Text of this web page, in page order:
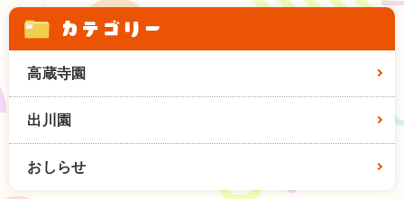
カテゴリー
高蔵寺園
出川園
おしらせ